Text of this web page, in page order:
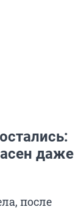
даже
после